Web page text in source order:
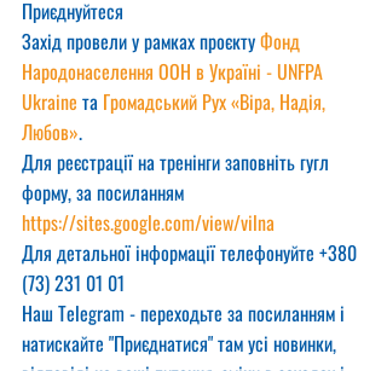
Приєднуйтеся
Захід провели у рамках проєкту Фонд
Народонаселення ООН в Україні - UNFPA
Ukraine та Громадський Рух «Віра, Надія,
Любов».
Для реєстрації на тренінги заповніть гугл
форму, за посиланням
https://sites.google.com/view/vilna
Для детальної інформації телефонуйте +380
(73) 231 01 01
Наш Telegram - переходьте за посиланням і
натискайте "Приєднатися" там усі новинки,